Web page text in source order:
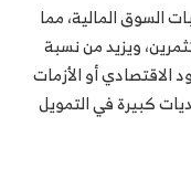
السوق المالية، مما
ويزيد من نسبة
الاقتصادي أو الأزمات
كبيرة في التمويل